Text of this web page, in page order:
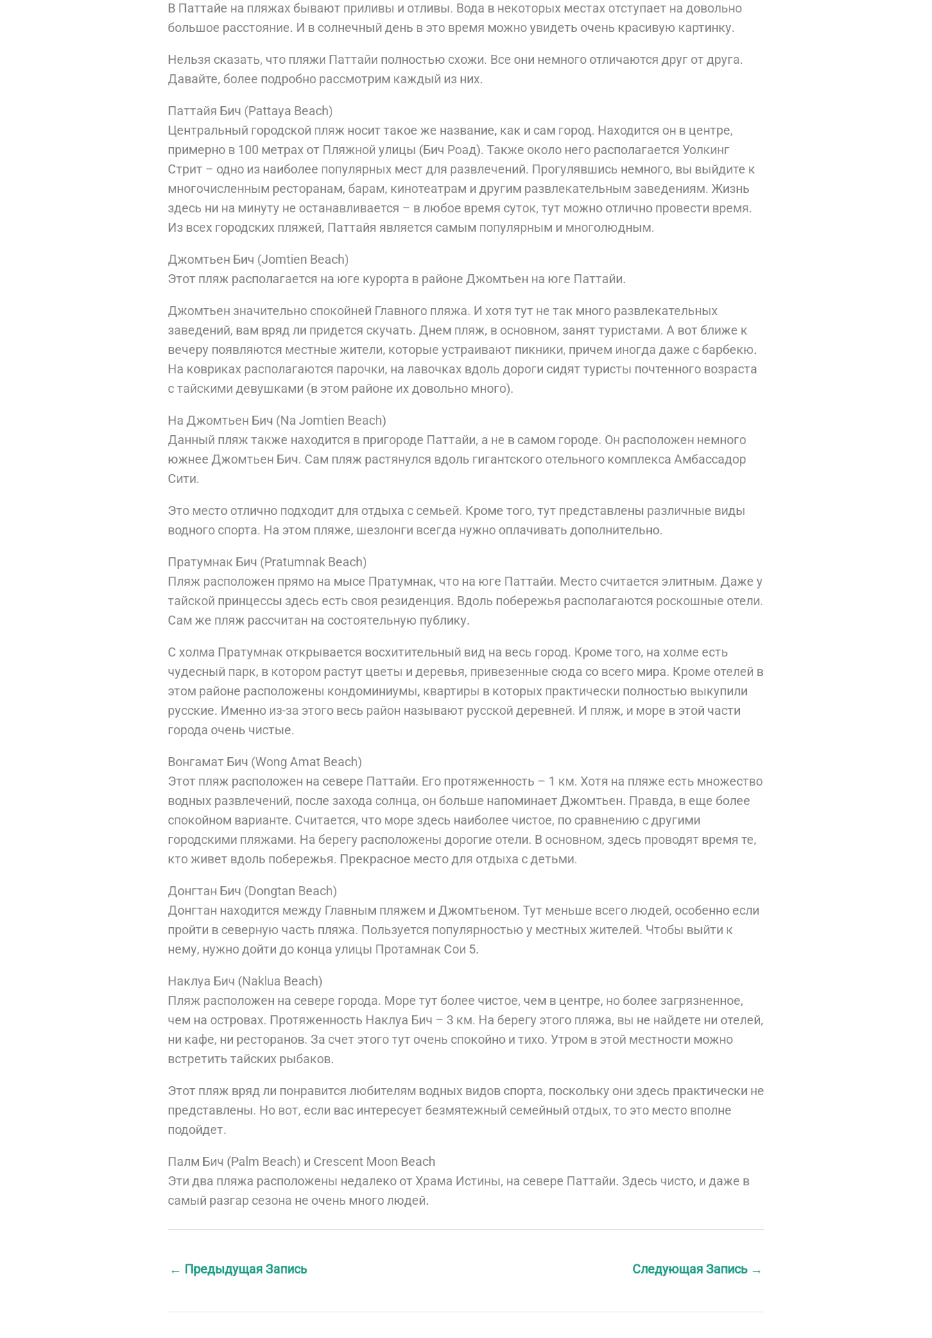
В Паттайе на пляжах бывают приливы и отливы. Вода в некоторых местах отступает на довольно
большое расстояние. И в солнечный день в это время можно увидеть очень красивую картинку.
Нельзя сказать, что пляжи Паттайи полностью схожи. Все они немного отличаются друг от друга.
Давайте, более подробно рассмотрим каждый из них.
Паттайя Бич (Pattaya Beach)
Центральный городской пляж носит такое же название, как и сам город. Находится он в центре,
примерно в 100 метрах от Пляжной улицы (Бич Роад). Также около него располагается Уолкинг
Стрит – одно из наиболее популярных мест для развлечений. Прогулявшись немного, вы выйдите к
многочисленным ресторанам, барам, кинотеатрам и другим развлекательным заведениям. Жизнь
здесь ни на минуту не останавливается – в любое время суток, тут можно отлично провести время.
Из всех городских пляжей, Паттайя является самым популярным и многолюдным.
Джомтьен Бич (Jomtien Beach)
Этот пляж располагается на юге курорта в районе Джомтьен на юге Паттайи.
Джомтьен значительно спокойней Главного пляжа. И хотя тут не так много развлекательных
заведений, вам вряд ли придется скучать. Днем пляж, в основном, занят туристами. А вот ближе к
вечеру появляются местные жители, которые устраивают пикники, причем иногда даже с барбекю.
На ковриках располагаются парочки, на лавочках вдоль дороги сидят туристы почтенного возраста
с тайскими девушками (в этом районе их довольно много).
На Джомтьен Бич (Na Jomtien Beach)
Данный пляж также находится в пригороде Паттайи, а не в самом городе. Он расположен немного
южнее Джомтьен Бич. Сам пляж растянулся вдоль гигантского отельного комплекса Амбассадор
Сити.
Это место отлично подходит для отдыха с семьей. Кроме того, тут представлены различные виды
водного спорта. На этом пляже, шезлонги всегда нужно оплачивать дополнительно.
Пратумнак Бич (Pratumnak Beach)
Пляж расположен прямо на мысе Пратумнак, что на юге Паттайи. Место считается элитным. Даже у
тайской принцессы здесь есть своя резиденция. Вдоль побережья располагаются роскошные отели.
Сам же пляж рассчитан на состоятельную публику.
С холма Пратумнак открывается восхитительный вид на весь город. Кроме того, на холме есть
чудесный парк, в котором растут цветы и деревья, привезенные сюда со всего мира. Кроме отелей в
этом районе расположены кондоминиумы, квартиры в которых практически полностью выкупили
русские. Именно из-за этого весь район называют русской деревней. И пляж, и море в этой части
города очень чистые.
Вонгамат Бич (Wong Amat Beach)
Этот пляж расположен на севере Паттайи. Его протяженность – 1 км. Хотя на пляже есть множество
водных развлечений, после захода солнца, он больше напоминает Джомтьен. Правда, в еще более
спокойном варианте. Считается, что море здесь наиболее чистое, по сравнению с другими
городскими пляжами. На берегу расположены дорогие отели. В основном, здесь проводят время те,
кто живет вдоль побережья. Прекрасное место для отдыха с детьми.
Донгтан Бич (Dongtan Beach)
Донгтан находится между Главным пляжем и Джомтьеном. Тут меньше всего людей, особенно если
пройти в северную часть пляжа. Пользуется популярностью у местных жителей. Чтобы выйти к
нему, нужно дойти до конца улицы Протамнак Сои 5.
Наклуа Бич (Naklua Beach)
Пляж расположен на севере города. Море тут более чистое, чем в центре, но более загрязненное,
чем на островах. Протяженность Наклуа Бич – 3 км. На берегу этого пляжа, вы не найдете ни отелей,
ни кафе, ни ресторанов. За счет этого тут очень спокойно и тихо. Утром в этой местности можно
встретить тайских рыбаков.
Этот пляж вряд ли понравится любителям водных видов спорта, поскольку они здесь практически не
представлены. Но вот, если вас интересует безмятежный семейный отдых, то это место вполне
подойдет.
Палм Бич (Palm Beach) и Crescent Moon Beach
Эти два пляжа расположены недалеко от Храма Истины, на севере Паттайи. Здесь чисто, и даже в
самый разгар сезона не очень много людей.
← Предыдущая Запись Следующая Запись →